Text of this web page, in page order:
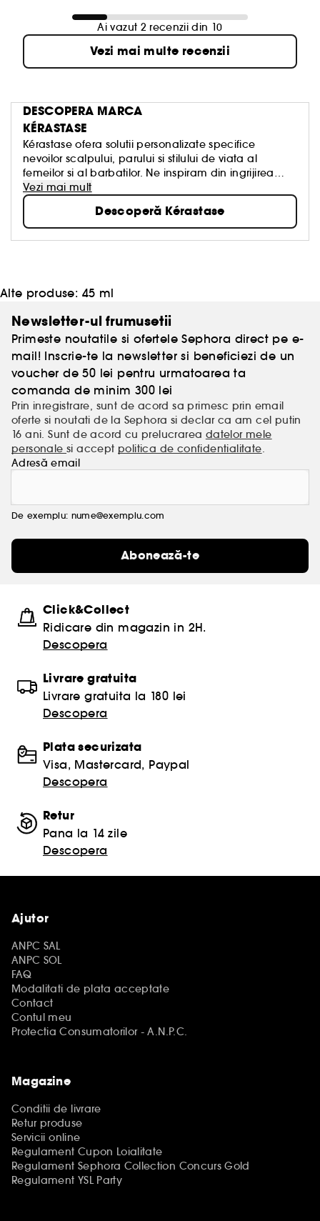
Ai vazut 2 recenzii din 10
Vezi mai multe recenzii
DESCOPERA MARCA
KÉRASTASE
Kérastase ofera solutii personalizate specifice
nevoilor scalpului, parului si stilului de viata al
femeilor si al barbatilor. Ne inspiram din ingrijirea
pielii, aducand conceptul de SKINIFICATION in
ingrijirea parului. Formulele noastre contin cele mai
eficiente ingrediente: acid hialuronic, niacinamide,
vitamina E, acid salicilic. Brandul continua sa fie
pionier in ingrijirea parului prin inovatii revolutionare
Vezi mai mult
Descoperă Kérastase
Alte produse: 45 ml
Newsletter-ul frumusetii
Primeste noutatile si ofertele Sephora direct pe e-
mail! Inscrie-te la newsletter si beneficiezi de un
voucher de 50 lei pentru urmatoarea ta
comanda de minim 300 lei
Prin inregistrare, sunt de acord sa primesc prin email
oferte si noutati de la Sephora si declar ca am cel putin
16 ani. Sunt de acord cu prelucrarea datelor mele
personalesi accept politica de confidentialitate.
Adresă email
De exemplu: nume@exemplu.com
Abonează-te
Click&Collect
Ridicare din magazin in 2H.
Descopera
Livrare gratuita
Livrare gratuita la 180 lei
Descopera
Plata securizata
Visa, Mastercard, Paypal
Descopera
Retur
Pana la 14 zile
Descopera
Ajutor
ANPC SAL
ANPC SOL
FAQ
Modalitati de plata acceptate
Contact
Contul meu
Protectia Consumatorilor - A.N.P.C.
Magazine
Conditii de livrare
Retur produse
Servicii online
Regulament Cupon Loialitate
Regulament Sephora Collection Concurs Gold
Regulament YSL Party